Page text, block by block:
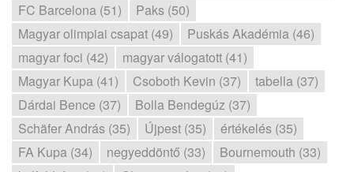
FC Barcelona (51)
Paks (50)
Magyar olimpiai csapat (49)
Puskás Akadémia (46)
magyar foci (42)
magyar válogatott (41)
Magyar Kupa (41)
Csoboth Kevin (37)
tabella (37)
Dárdai Bence (37)
Bolla Bendegúz (37)
Schäfer András (35)
Újpest (35)
értékelés (35)
FA Kupa (34)
negyeddöntő (33)
Bournemouth (33)